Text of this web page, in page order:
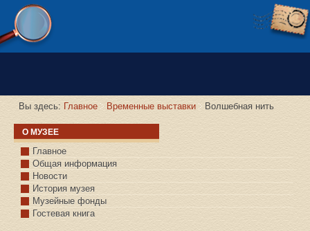
Версия сайта для слабовидящих
Вы здесь: Главное Временные выставки Волшебная нить
О МУЗЕЕ
Главное
Общая информация
Новости
История музея
Музейные фонды
Гостевая книга